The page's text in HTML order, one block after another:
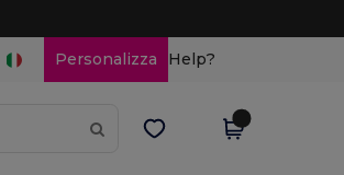
Personalizza Help?